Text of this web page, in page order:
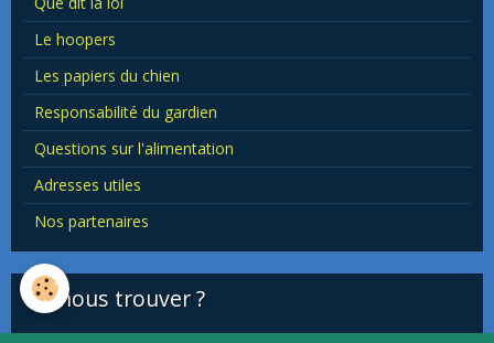
Le hoopers
Les papiers du chien
Responsabilité du gardien
Questions sur l'alimentation
Adresses utiles
Nos partenaires
Où nous trouver ?